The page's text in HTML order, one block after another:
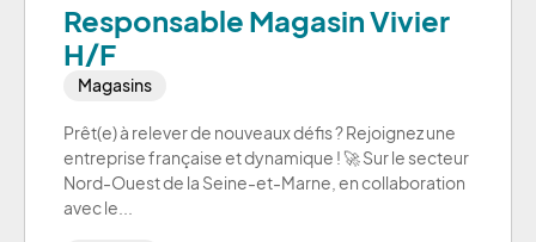
Responsable Magasin Vivier
H/F
Magasins
Prêt(e) à relever de nouveaux défis ? Rejoignez une
entreprise française et dynamique ! 🚀 Sur le secteur
Nord-Ouest de la Seine-et-Marne, en collaboration
avec le...